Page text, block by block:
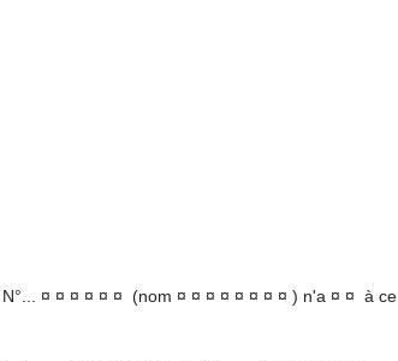
¤ ¤ ¤ ¤ ¤ ¤ (nom ¤ ¤ ¤ ¤ ¤ ¤ ¤ ¤ ) n'a ¤ ¤ à ce